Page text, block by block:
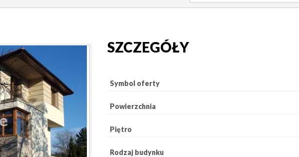
SZCZEGÓŁY
Symbol oferty
Powierzchnia
Piętro
Rodzaj budynku